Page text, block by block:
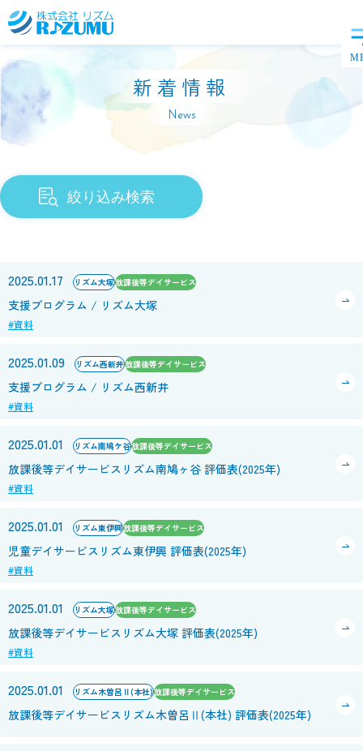
新着情報
News
絞り込み検索
2025.01.17 リズム大塚放課後等デイサービス
支援プログラム / リズム大塚
#資料
2025.01.09 リズム西新井放課後等デイサービス
支援プログラム / リズム西新井
#資料
2025.01.01 リズム南鳩ケ谷放課後等デイサービス
放課後等デイサービスリズム南鳩ヶ谷 評価表(2025年)
#資料
2025.01.01 リズム東伊興放課後等デイサービス
児童デイサービスリズム東伊興 評価表(2025年)
#資料
2025.01.01 リズム大塚放課後等デイサービス
放課後等デイサービスリズム大塚 評価表(2025年)
#資料
2025.01.01 リズム木曽呂Ⅱ(本社)放課後等デイサービス
放課後等デイサービスリズム木曽呂Ⅱ(本社) 評価表(2025年)